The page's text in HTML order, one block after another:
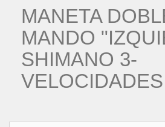
MANETA
MANDO
SHIMANO 3-